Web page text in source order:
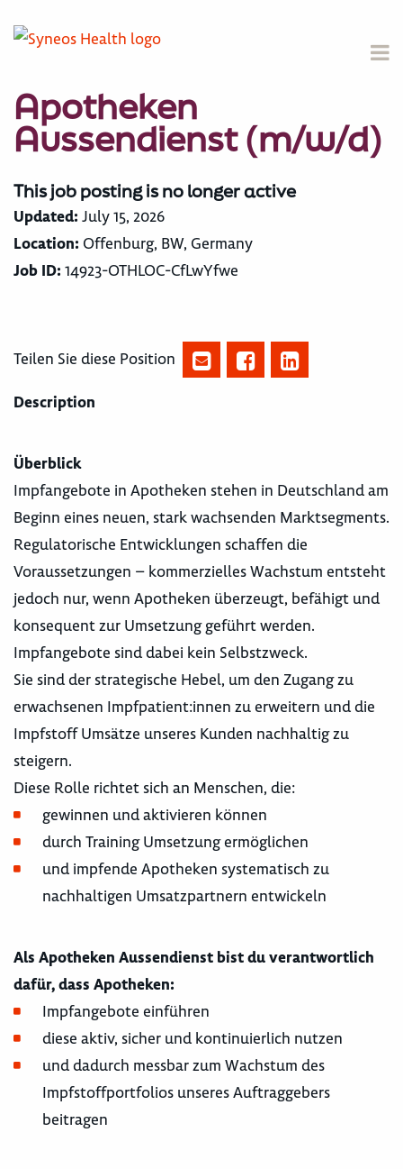
Apotheken
Aussendienst (m/w/d)
This job posting is no longer active
Updated: July 15, 2026
Location: Offenburg, BW, Germany
Job ID: 14923-OTHLOC-CfLwYfwe
Teilen Sie diese Position
Description
Überblick
Impfangebote in Apotheken stehen in Deutschland am
Beginn eines neuen, stark wachsenden Marktsegments.
Regulatorische Entwicklungen schaffen die
Voraussetzungen – kommerzielles Wachstum entsteht
jedoch nur, wenn Apotheken überzeugt, befähigt und
konsequent zur Umsetzung geführt werden.
Impfangebote sind dabei kein Selbstzweck.
Sie sind der strategische Hebel, um den Zugang zu
erwachsenen Impfpatient:innen zu erweitern und die
Impfstoff Umsätze unseres Kunden nachhaltig zu
steigern.
Diese Rolle richtet sich an Menschen, die:
gewinnen und aktivieren können
durch Training Umsetzung ermöglichen
und impfende Apotheken systematisch zu
nachhaltigen Umsatzpartnern entwickeln
Als Apotheken Aussendienst bist du verantwortlich
dafür, dass Apotheken:
Impfangebote einführen
diese aktiv, sicher und kontinuierlich nutzen
und dadurch messbar zum Wachstum des
Impfstoffportfolios unseres Auftraggebers
beitragen